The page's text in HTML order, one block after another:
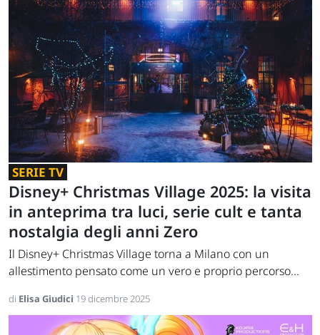
SERIE TV
Disney+ Christmas Village 2025: la visita
in anteprima tra luci, serie cult e tanta
nostalgia degli anni Zero
Il Disney+ Christmas Village torna a Milano con un
allestimento pensato come un vero e proprio percorso...
di Elisa Giudici 19 dicembre 2025